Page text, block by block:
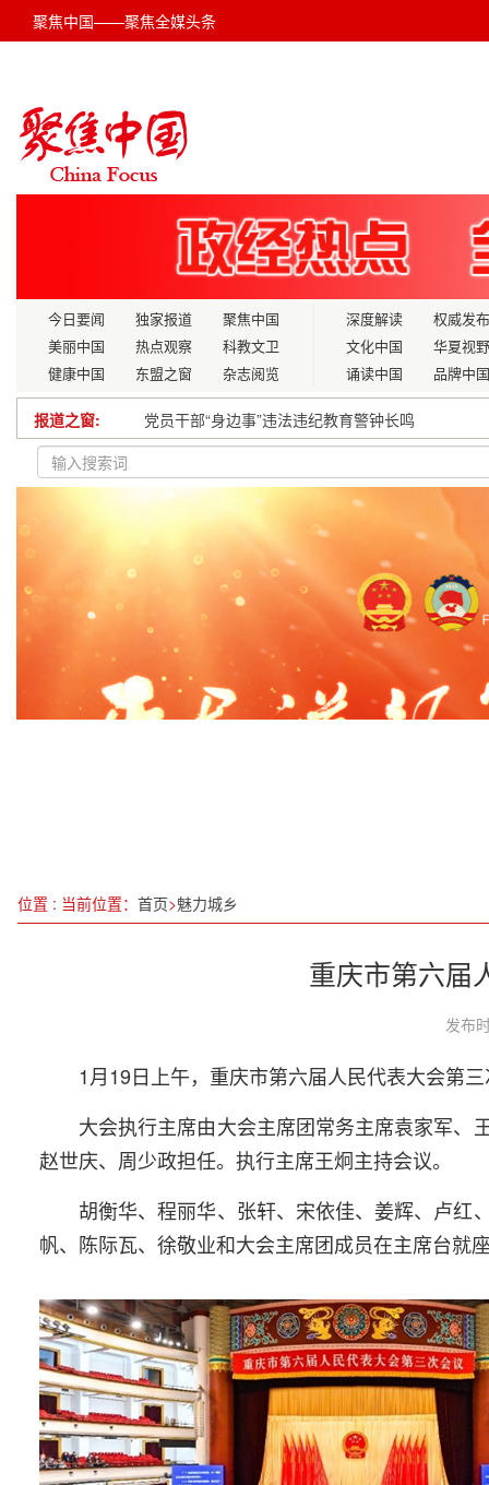
聚焦中国——聚焦全媒头条
今日要闻 独家报道
聚焦中国
美丽中国
热点观察
科教文卫
健康中国
东盟之窗 杂志阅览
深度解读
权威发布
文化中国
华夏视野
诵读中国
品牌中国
报道之窗:
深学细悟全会精神 勇担时代发展使命——赵正富以
国家乡村振兴局与中国农业大学举行工作会商
蔡德成：以孔雀草为翼，开拓大健康新征程
湖南衡阳珠晖区：干群齐参与 绿树住“新家”
肥东县2024年春风行动暨退捕渔民专场招聘会
工信部：5G移动电话用户占比已超五成
换位跑一次，跑出审计“加速度”
位置 : 当前位置： 首页>魅力城乡
重庆市第六届
发布
1月19日上午，重庆市第六届人民代表大会第
大会执行主席由大会主席团常务主席袁家军、
赵世庆、周少政担任。执行主席王炯主持会议。
胡衡华、程丽华、张轩、宋依佳、姜辉、卢红
帆、陈际瓦、徐敬业和大会主席团成员在主席台就